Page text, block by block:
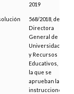
2019
568/2018, de la
Directora
General de
Universidades
y Recursos
Educativos, por
la que se
aprueban las
instrucciones